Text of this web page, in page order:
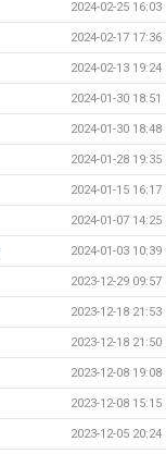
2024-02-25 16:03
2024-02-17 17:36
2024-02-13 19:24
2024-01-30 18:51
2024-01-30 18:48
2024-01-28 19:35
2024-01-15 16:17
2024-01-07 14:25
2024-01-03 10:39
2023-12-29 09:57
2023-12-18 21:53
2023-12-18 21:50
2023-12-08 19:08
2023-12-08 15:15
2023-12-05 20:24